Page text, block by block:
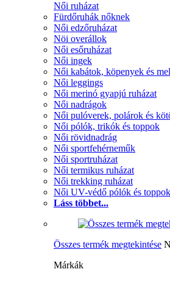
Női ruházat
Fürdőruhák nőknek
Női edzőruházat
Nöi overállok
Női esőruházat
Női ingek
Női kabátok, köpenyek és
Női leggings
Női merinó gyapjú ruházat
Női nadrágok
Női pulóverek, polárok és
Női pólók, trikók és toppok
Női rövidnadrág
Női sportfehérneműk
Női sportruházat
Női termikus ruházat
Női trekking ruházat
Női UV-védő pólók és toppok
Láss többet...
Összes termék megtekintése
Márkák